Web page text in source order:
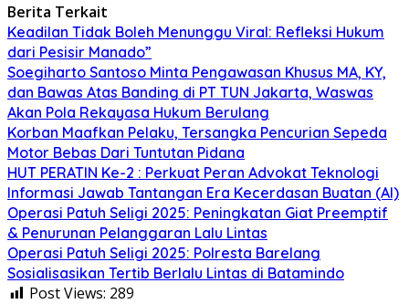
Berita Terkait
Keadilan Tidak Boleh Menunggu Viral: Refleksi Hukum
dari Pesisir Manado”
Soegiharto Santoso Minta Pengawasan Khusus MA, KY,
dan Bawas Atas Banding di PT TUN Jakarta, Waswas
Akan Pola Rekayasa Hukum Berulang
Korban Maafkan Pelaku, Tersangka Pencurian Sepeda
Motor Bebas Dari Tuntutan Pidana
HUT PERATIN Ke-2 : Perkuat Peran Advokat Teknologi
Informasi Jawab Tantangan Era Kecerdasan Buatan (AI)
Operasi Patuh Seligi 2025: Peningkatan Giat Preemptif
& Penurunan Pelanggaran Lalu Lintas
Operasi Patuh Seligi 2025: Polresta Barelang
Sosialisasikan Tertib Berlalu Lintas di Batamindo
Post Views: 289